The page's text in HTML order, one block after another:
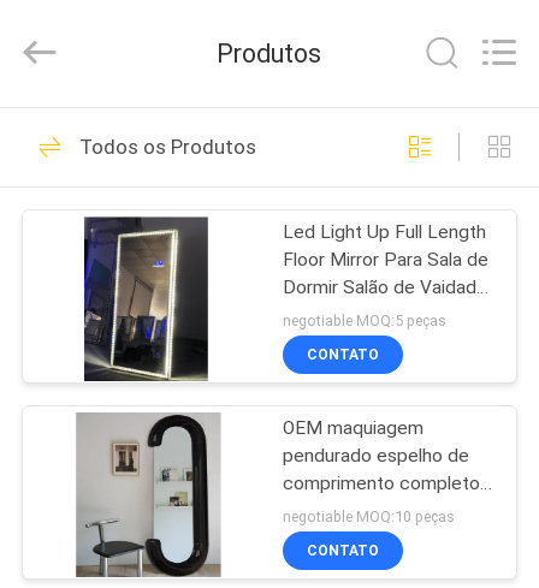
CASA
PRODUTOS
VÍDEOS
SHOW
DE
QUEM
SOMOS
HOME
Furniture
All
Reserved.
Mobiliário de sala
de estar
61
Mobília da sala de
jantar
21
Produtos
Todos os Produtos
Led Light Up Full Length
Floor Mirror Para Sala de
Dormir Salão de Vaidade
Cristais
negotiable MOQ:5 peças
CONTATO
OEM maquiagem
pendurado espelho de
comprimento completo
80x180cm
negotiable MOQ:10 peças
CONTATO